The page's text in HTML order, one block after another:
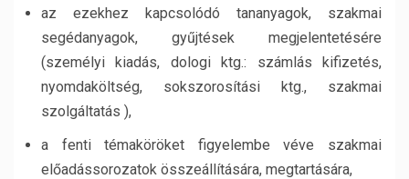
az ezekhez kapcsolódó tananyagok, szakmai
segédanyagok, gyűjtések megjelentetésére
(személyi kiadás, dologi ktg.: számlás kifizetés,
nyomdaköltség, sokszorosítási ktg., szakmai
szolgáltatás ),
a fenti témaköröket figyelembe véve szakmai
előadássorozatok összeállítására, megtartására,